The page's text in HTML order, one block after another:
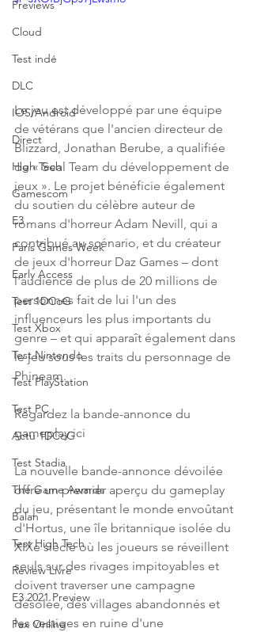
Previews
Cloud
Test indé
DLC
IOS/Android
Direct
High Tech
Gamescom
E3
Paris Games Week
Early Access
Test 1DCoG
Test Xbox
Test Nintendo
Test PlayStation
Test PC
Actu 1DCoG
Test Stadia
The Game Awards
Balan
Test High Tech
Review Livre
E3 2021 Preview
Pax Online
Le jeu est développé par une équipe
de vétérans que l'ancien directeur de
Blizzard, Jonathan Berube, a qualifiée
de « Seal Team du développement de
jeux ». Le projet bénéficie également
du soutien du célèbre auteur de
romans d'horreur Adam Nevill, qui a
contribué au scénario, et du créateur
de jeux d'horreur Daz Games – dont
l'audience de plus de 20 millions de
personnes fait de lui l'un des
influenceurs les plus importants du
genre – et qui apparaît également dans
le jeu sous les traits du personnage de
Phineam.
Regardez la bande-annonce du
gameplay ici
La nouvelle bande-annonce dévoilée
offre un premier aperçu du gameplay
du jeu, présentant le monde envoûtant
d'Hortus, une île britannique isolée du
XIXe siècle où les joueurs se réveillent
seuls sur des rivages impitoyables et
doivent traverser une campagne
désolée, des villages abandonnés et
les vestiges en ruine d'une